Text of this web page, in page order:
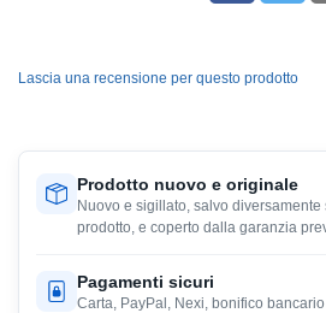
Lascia una recensione per questo prodotto
Prodotto nuovo e originale
Nuovo e sigillato, salvo
prodotto, e coperto dalla garanzia
Pagamenti sicuri
Carta, PayPal, Nexi, bonifico